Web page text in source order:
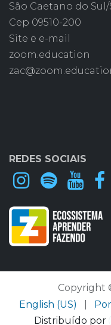
São Caetano do Sul/
Cep 09510-200
Site e e-mail
zoom.education
REDES SOCIAIS
Copyright
English (US)
Distribuído por